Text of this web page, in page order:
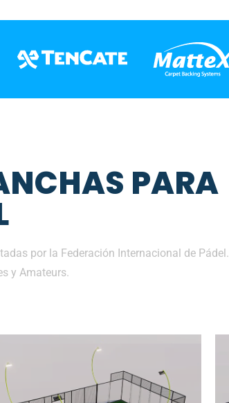
PARA
por la Federación Internacional de Pádel.
y Amateurs.